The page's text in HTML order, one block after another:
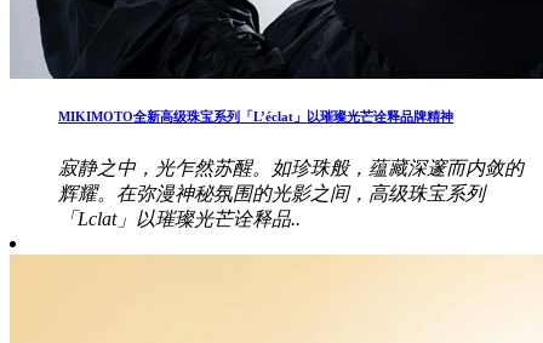
MIKIMOTO全新高级珠宝系列「L’éclat」以璀璨光芒诠释品牌精神
寂静之中，光乍然苏醒。如珍珠般，蕴藏深邃而内敛的
辉耀。在弥漫神秘氛围的光影之间，高级珠宝系列
「Lclat」以璀璨光芒诠释品..